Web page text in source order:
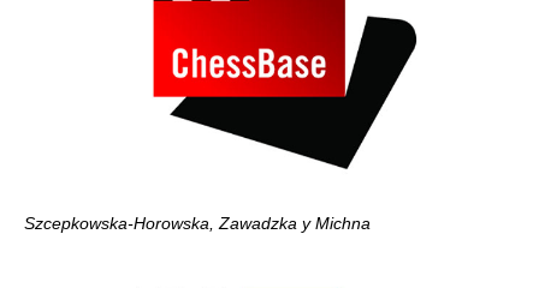
Szcepkowska-Horowska, Zawadzka y Michna